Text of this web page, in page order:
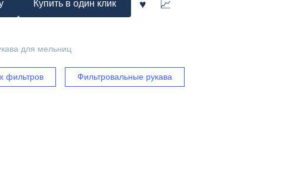
Купить в один клик
для мельниц
фильтров Фильтровальные рукава